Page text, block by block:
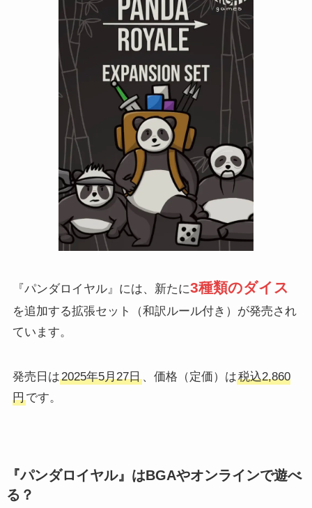
『パンダロイヤル』には、新たに3種類のダイス
を追加する拡張セット（和訳ルール付き）が発売され
ています。
発売日は2025年5月27日、価格（定価）は税込2,860
円です。
『パンダロイヤル』はBGAやオンラインで遊べ
る？